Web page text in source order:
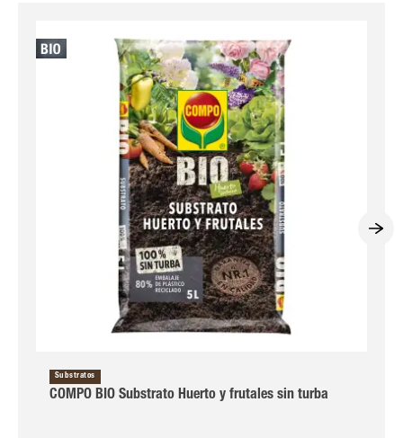
Substratos
COMPO BIO Substrato Huerto y frutales sin turba